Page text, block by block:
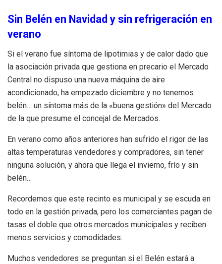
Sin Belén en Navidad y sin refrigeración en
verano
Si el verano fue síntoma de lipotimias y de calor dado que
la asociación privada que gestiona en precario el Mercado
Central no dispuso una nueva máquina de aire
acondicionado, ha empezado diciembre y no tenemos
belén… un síntoma más de la «buena gestión» del Mercado
de la que presume el concejal de Mercados.
En verano como años anteriores han sufrido el rigor de las
altas temperaturas vendedores y compradores, sin tener
ninguna solución, y ahora que llega el invierno, frío y sin
belén…
Recordemos que este recinto es municipal y se escuda en
todo en la gestión privada, pero los comerciantes pagan de
tasas el doble que otros mercados municipales y reciben
menos servicios y comodidades.
Muchos vendedores se preguntan si el Belén estará a